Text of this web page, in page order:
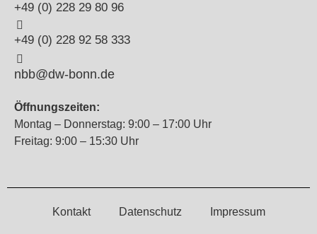
+49 (0) 228 29 80 96
+49 (0) 228 92 58 333
nbb@dw-bonn.de
Öffnungszeiten:
Montag – Donnerstag: 9:00 – 17:00 Uhr
Freitag: 9:00 – 15:30 Uhr
Kontakt Datenschutz Impressum